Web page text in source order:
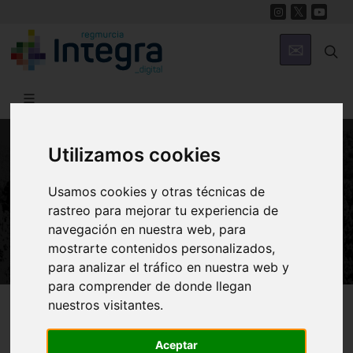
Utilizamos cookies
Usamos cookies y otras técnicas de
rastreo para mejorar tu experiencia de
navegación en nuestra web, para
mostrarte contenidos personalizados,
para analizar el tráfico en nuestra web y
para comprender de donde llegan
nuestros visitantes.
Aceptar
Calblanque, Monte de las Cenizas y
Peña del Águila
Región de Murcia Digital Naturaleza